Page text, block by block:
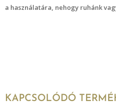
a használatára, nehogy ruhánk
KAPCSOLÓDÓ